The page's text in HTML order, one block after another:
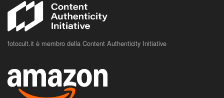
fotocult.it è membro della Content Authenticity Initiative